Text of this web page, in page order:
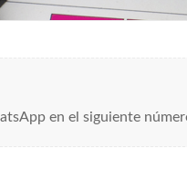
en el siguiente